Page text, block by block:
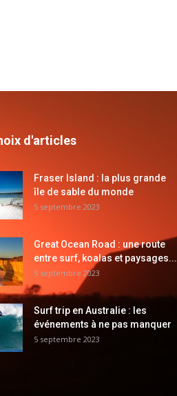
d'articles
Fraser Island : la plus grande
île de sable du monde
5 septembre 2023
Great Ocean Road : une route
entre surf, koalas et paysages...
5 septembre 2023
Surf trip en Australie : les
événements à ne pas manquer
5 septembre 2023